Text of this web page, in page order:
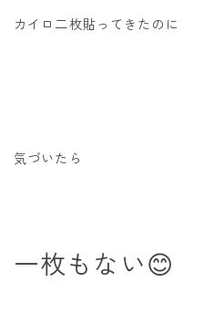
カイロ二枚貼ってきたのに
気づいたら
一枚もない😊